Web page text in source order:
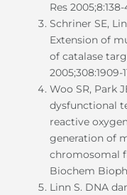
Res 2005;8:138-
Schriner SE,
Extension of
of catalase
2005;308:1909-
Woo SR, Park
dysfunctional
reactive
generation of
chromosomal
Biochem
Linn S. DNA